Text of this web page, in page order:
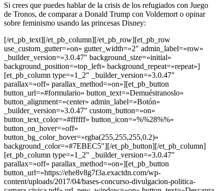
Si crees que puedes hablar de la crisis de los refugiados con Juego
de Tronos, de comparar a Donald Trump con Voldemort o opinar
sobre feminismo usando las princesas Disney:
[/et_pb_text][/et_pb_column][/et_pb_row][et_pb_row
use_custom_gutter=»on» gutter_width=»2″ admin_label=»row»
_builder_version=»3.0.47″ background_size=»initial»
background_position=»top_left» background_repeat=»repeat»]
[et_pb_column type=»1_2″ _builder_version=»3.0.47″
parallax=»off» parallax_method=»on»][et_pb_button
button_url=»#formulario» button_text=»Demuéstranoslo»
button_alignment=»center» admin_label=»Botón»
_builder_version=»3.0.47″ custom_button=»on»
button_text_color=»#ffffff» button_icon=»%%28%%»
button_on_hover=»off»
button_bg_color_hover=»rgba(255,255,255,0.2)»
background_color=»#7EBEC5″][/et_pb_button][/et_pb_column]
[et_pb_column type=»1_2″ _builder_version=»3.0.47″
parallax=»off» parallax_method=»on»][et_pb_button
button_url=»https://ehe8v8g7f3a.exactdn.com/wp-
content/uploads/2017/04/bases-concurso-divulgacion-politica-